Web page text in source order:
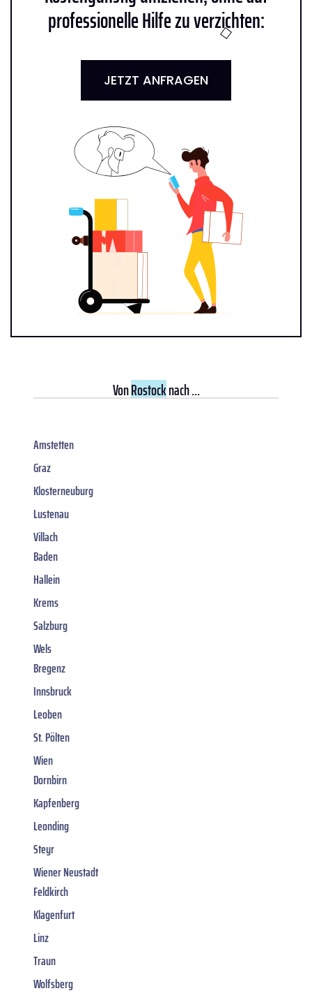
professionelle Hilfe zu verzichten:
JETZT ANFRAGEN
VonRostocknach ...
Amstetten
Graz
Klosterneuburg
Lustenau
Villach
Baden
Hallein
Krems
Salzburg
Wels
Bregenz
Innsbruck
Leoben
St. Pölten
Wien
Dornbirn
Kapfenberg
Leonding
Steyr
Wiener Neustadt
Feldkirch
Klagenfurt
Linz
Traun
Wolfsberg